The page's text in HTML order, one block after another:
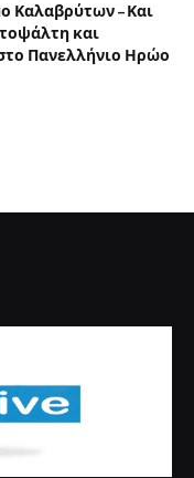
Καλαβρύτων – Και
και
Πανελλήνιο Ηρώο